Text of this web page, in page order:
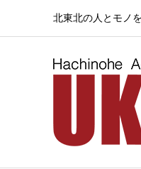
北東北の人とモノ